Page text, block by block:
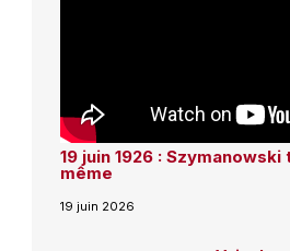
19 juin 1926 : Szymanowski
même
19 juin 2026